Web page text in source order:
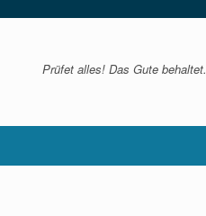
Prüfet alles! Das Gute behaltet.